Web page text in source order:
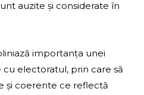
auzite și considerate în
importanța unei
electoratul, prin care să
și coerente ce reflectă